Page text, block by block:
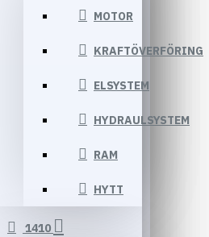
MOTOR
KRAFTÖVERFÖRING
ELSYSTEM
HYDRAULSYSTEM
RAM
HYTT
1410